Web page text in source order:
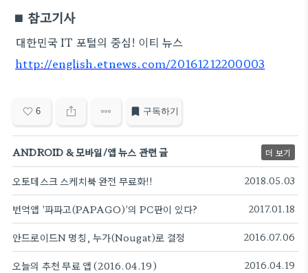
■ 참고기사
대한민국 IT 포털의 중심! 이티 뉴스
http://english.etnews.com/20161212200003
6 구독하기
ANDROID & 모바일/앱 뉴스 관련 글 더 보기
오토데스크 스케치북 완전 무료화!! 2018.05.03
번역앱 '파파고(PAPAGO)'의 PC판이 있다? 2017.01.18
안드로이드N 명칭, 누가(Nougat)로 결정 2016.07.06
오늘의 추천 무료 앱 (2016.04.19) 2016.04.19